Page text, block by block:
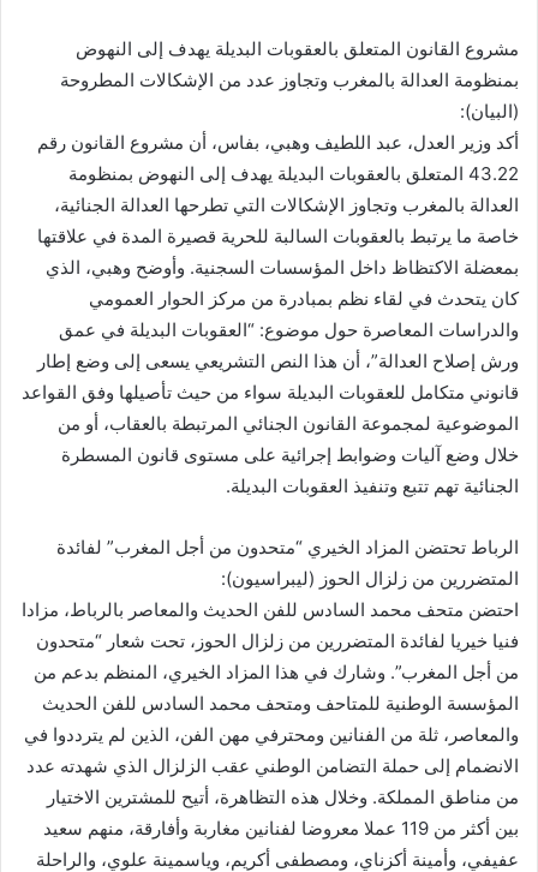
مشروع القانون المتعلق بالعقوبات البديلة يهدف إلى النهوض
بمنظومة العدالة بالمغرب وتجاوز عدد من الإشكالات المطروحة
(البيان):
أكد وزير العدل، عبد اللطيف وهبي، بفاس، أن مشروع القانون رقم
43.22 المتعلق بالعقوبات البديلة يهدف إلى النهوض بمنظومة
العدالة بالمغرب وتجاوز الإشكالات التي تطرحها العدالة الجنائية،
خاصة ما يرتبط بالعقوبات السالبة للحرية قصيرة المدة في علاقتها
بمعضلة الاكتظاظ داخل المؤسسات السجنية. وأوضح وهبي، الذي
كان يتحدث في لقاء نظم بمبادرة من مركز الحوار العمومي
والدراسات المعاصرة حول موضوع: “العقوبات البديلة في عمق
ورش إصلاح العدالة”، أن هذا النص التشريعي يسعى إلى وضع إطار
قانوني متكامل للعقوبات البديلة سواء من حيث تأصيلها وفق القواعد
الموضوعية لمجموعة القانون الجنائي المرتبطة بالعقاب، أو من
خلال وضع آليات وضوابط إجرائية على مستوى قانون المسطرة
الجنائية تهم تتبع وتنفيذ العقوبات البديلة.
الرباط تحتضن المزاد الخيري “متحدون من أجل المغرب” لفائدة
المتضررين من زلزال الحوز (ليبراسيون):
احتضن متحف محمد السادس للفن الحديث والمعاصر بالرباط، مزادا
فنيا خيريا لفائدة المتضررين من زلزال الحوز، تحت شعار “متحدون
من أجل المغرب”. وشارك في هذا المزاد الخيري، المنظم بدعم من
المؤسسة الوطنية للمتاحف ومتحف محمد السادس للفن الحديث
والمعاصر، ثلة من الفنانين ومحترفي مهن الفن، الذين لم يترددوا في
الانضمام إلى حملة التضامن الوطني عقب الزلزال الذي شهدته عدد
من مناطق المملكة. وخلال هذه التظاهرة، أتيح للمشترين الاختيار
بين أكثر من 119 عملا معروضا لفنانين مغاربة وأفارقة، منهم سعيد
عفيفي، وأمينة أكزناي، ومصطفى أكريم، وياسمينة علوي، والراحلة